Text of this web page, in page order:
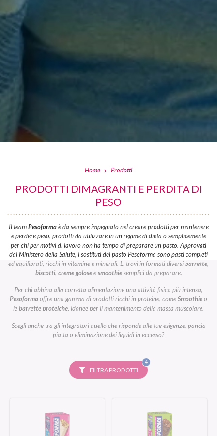
Home Prodotti
PRODOTTI DIMAGRANTI E PERDITA DI
PESO
Il teamPesoformaè da sempre impegnato nel creare prodotti per mantenere
e perdere peso, prodotti da utilizzare in un regime di dieta o semplicemente
per chi per motivi di lavoro non ha tempo di preparare un pasto. Approvati
dal Ministero della Salute, i sostituti del pasto Pesoforma sono pasti completi
ed equilibrati, ricchi in vitamine e minerali. Li trovi in formati diversibarrette,
biscotti, creme goloseesmoothiesemplici da preparare.
Per chi abbina alla corretta alimentazione una attività fisica più intensa,
Pesoformaoffre una gamma di prodotti ricchi in proteine, comeSmoothieo
lebarrette proteiche, idonee per il mantenimento della massa muscolare.
Scegli anche tra gli integratori quello che risponde alle tue esigenze: pancia
piatta o eliminazione dei liquidi in eccesso?
FILTRA PRODOTTI
4FILTRI
SELEZIONATI